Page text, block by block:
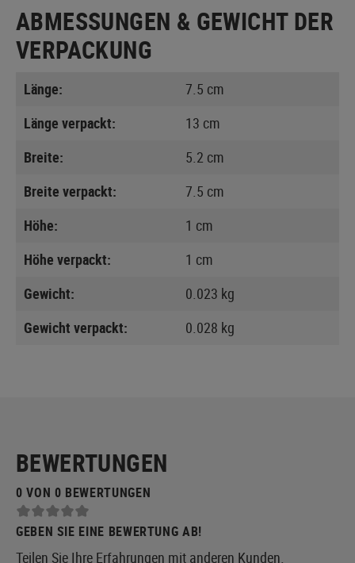
ABMESSUNGEN & GEWICHT DER
VERPACKUNG
Länge:
7.5 cm
Länge verpackt:
13 cm
Breite:
5.2 cm
Breite verpackt:
7.5 cm
Höhe:
1 cm
Höhe verpackt:
1 cm
Gewicht:
0.023 kg
Gewicht verpackt:
0.028 kg
BEWERTUNGEN
0 VON 0 BEWERTUNGEN
GEBEN SIE EINE BEWERTUNG AB!
Teilen Sie Ihre Erfahrungen mit anderen Kunden.